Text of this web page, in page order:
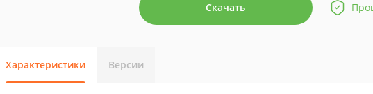
Скачать
Характеристики Версии